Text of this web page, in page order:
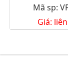
Mã sp:
Giá: